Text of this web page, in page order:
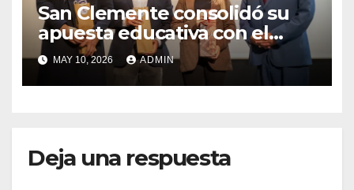
San Clemente consolidó su
apuesta educativa con el
lanzamiento del
Preuniversitario Brotes 2026
MAY 10, 2026 ADMIN
Deja una respuesta